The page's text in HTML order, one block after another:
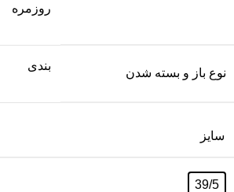
روزمره
نوع باز و بسته شدن
بندی
سایز
39/5